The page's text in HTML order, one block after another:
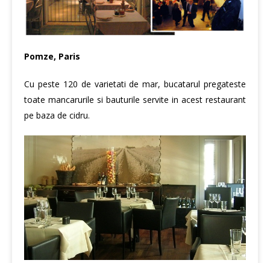
Pomze, Paris
Cu peste 120 de varietati de mar, bucatarul pregateste
toate mancarurile si bauturile servite in acest restaurant
pe baza de cidru.